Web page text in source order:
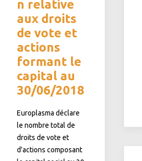
n relative
aux droits
de vote et
actions
formant le
capital au
30/06/2018
Europlasma déclare
le nombre total de
droits de vote et
d'actions composant